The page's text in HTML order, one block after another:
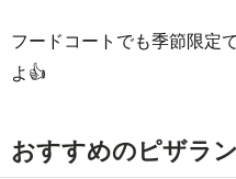
フードコートでも季節限定
よ👍
おすすめのピザラ